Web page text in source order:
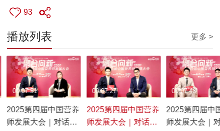
93
播放列表 更多 >
2025第四届中国营养
师发展大会｜对话北
00:07:51
2025第四届中国营养
师发展大会｜对话汤
00:07:27
2025第四届中
师发展大会｜
00:07:48